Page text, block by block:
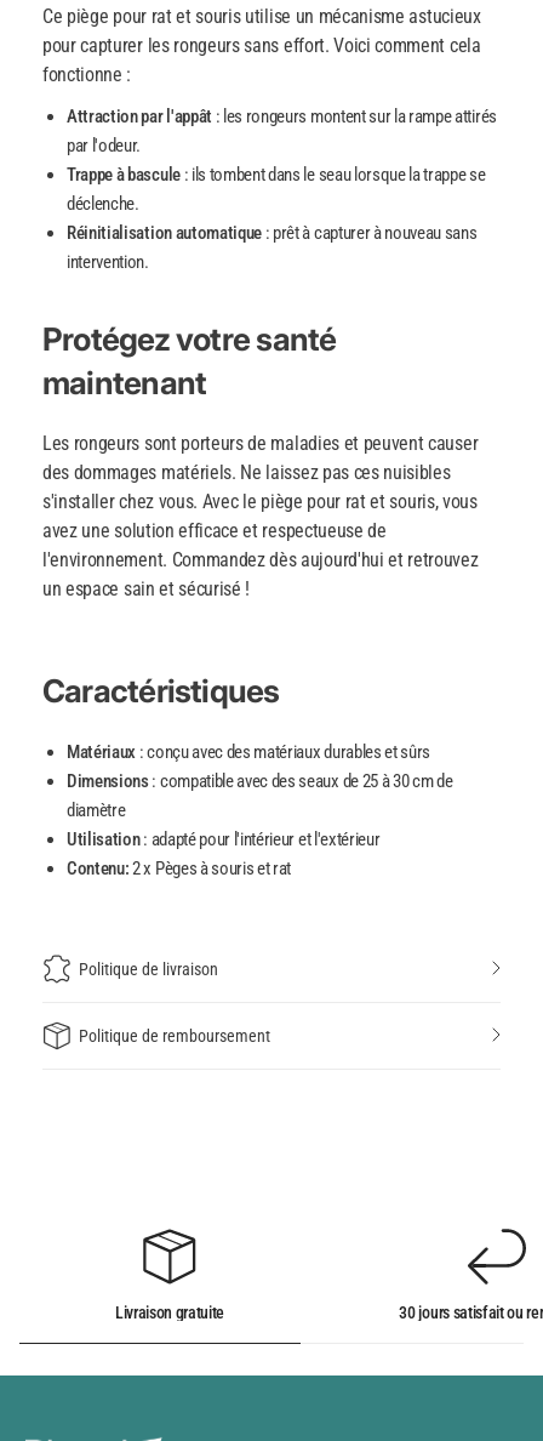
Ce piège pour rat et souris utilise un mécanisme astucieux
pour capturer les rongeurs sans effort. Voici comment cela
fonctionne :
Attraction par l'appât : les rongeurs montent sur la rampe attirés
par l'odeur.
Trappe à bascule: ils tombent dans le seau lorsque la trappe se
déclenche.
Réinitialisation automatique : prêt à capturer à nouveau sans
intervention.
Protégez votre santé
maintenant
Les rongeurs sont porteurs de maladies et peuvent causer
des dommages matériels. Ne laissez pas ces nuisibles
s'installer chez vous. Avec le piège pour rat et souris, vous
avez une solution efficace et respectueuse de
l'environnement. Commandez dès aujourd'hui et retrouvez
un espace sain et sécurisé !
Caractéristiques
Matériaux : conçu avec des matériaux durables et sûrs
Dimensions: compatible avec des seaux de 25 à 30 cm de
diamètre
Utilisation: adapté pour l'intérieur et l'extérieur
Contenu:2 x Pèges à souris et rat
Politique de livraison
Politique de remboursement
Livraison gratuite 30 jours satisfait ou